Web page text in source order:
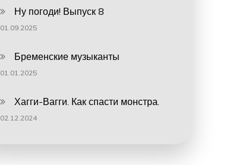
Ну погоди! Выпуск 8
01.09.2025
Бременские музыканты
01.01.2025
Хагги-Вагги. Как спасти монстра.
02.12.2024